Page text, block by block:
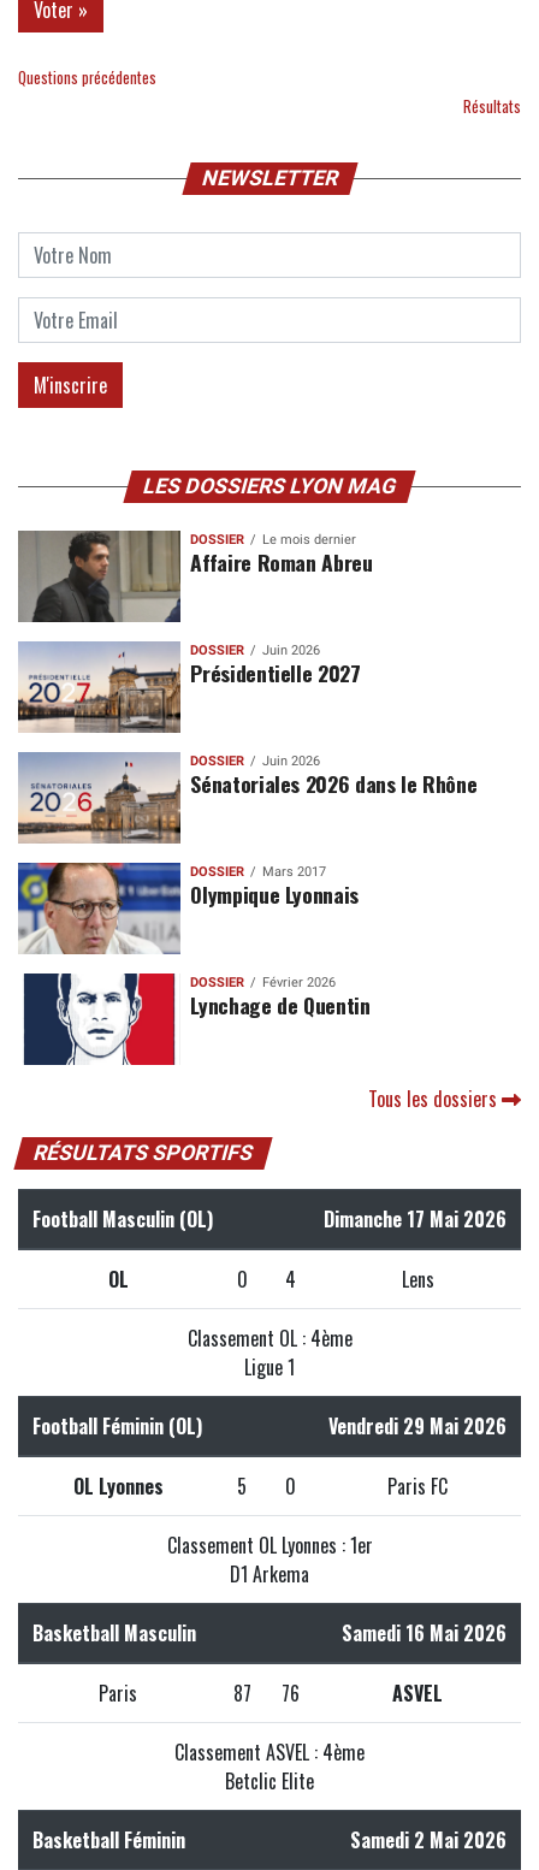
Questions précédentes
Résultats
NEWSLETTER
LES DOSSIERS LYON MAG
DOSSIER Le mois dernier
Affaire Roman Abreu
DOSSIER Juin 2026
Présidentielle 2027
DOSSIER Juin 2026
Sénatoriales 2026 dans le Rhône
DOSSIER Mars 2017
Olympique Lyonnais
DOSSIER Février 2026
Lynchage de Quentin
Tous les dossiers
RÉSULTATS SPORTIFS
Football Masculin (OL) Dimanche 17 Mai 2026
OL 0 4 Lens
Classement OL : 4ème
Ligue 1
Football Féminin (OL) Vendredi 29 Mai 2026
OL Lyonnes 5 0 Paris FC
Classement OL Lyonnes : 1er
D1 Arkema
Basketball Masculin Samedi 16 Mai 2026
Paris 87 76 ASVEL
Classement ASVEL : 4ème
Betclic Elite
Basketball Féminin Samedi 2 Mai 2026